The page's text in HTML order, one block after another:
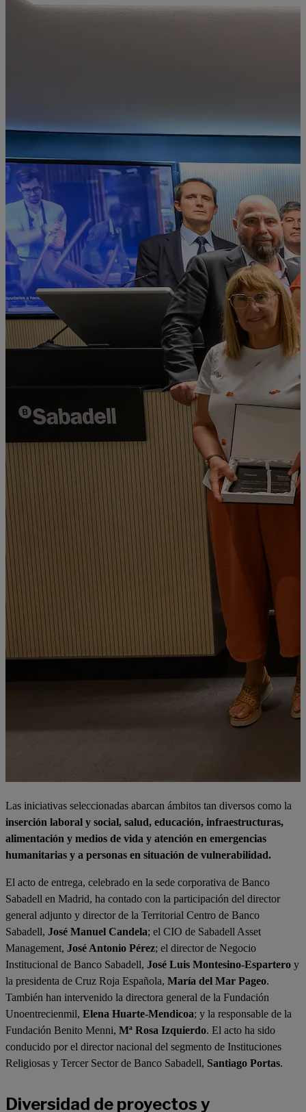
Las iniciativas seleccionadas abarcan ámbitos tan diversos como la
inserción laboral y social, salud, educación, infraestructuras,
alimentación y medios de vida y atención en emergencias
humanitarias y a personas en situación de vulnerabilidad.
El acto de entrega, celebrado en la sede corporativa de Banco
Sabadell en Madrid, ha contado con la participación del director
general adjunto y director de la Territorial Centro de Banco
Sabadell, José Manuel Candela; el CIO de Sabadell Asset
Management, José Antonio Pérez; el director de Negocio
Institucional de Banco Sabadell, José Luis Montesino-Espartero y
la presidenta de Cruz Roja Española, María del Mar Pageo.
También han intervenido la directora general de la Fundación
Unoentrecienmil, Elena Huarte-Mendicoa; y la responsable de la
Fundación Benito Menni, Mª Rosa Izquierdo. El acto ha sido
conducido por el director nacional del segmento de Instituciones
Religiosas y Tercer Sector de Banco Sabadell, Santiago Portas.
Diversidad de proyectos y